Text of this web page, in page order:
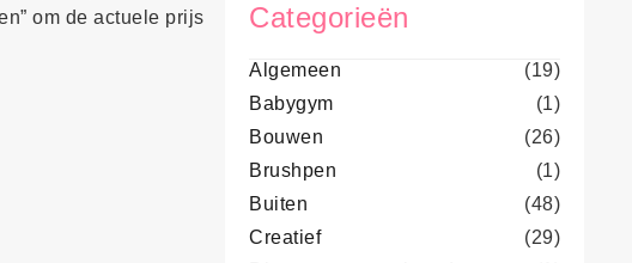
om de actuele prijs
Categorieën
Algemeen
(19)
Babygym
(1)
Bouwen
(26)
Brushpen
(1)
Buiten
(48)
Creatief
(29)